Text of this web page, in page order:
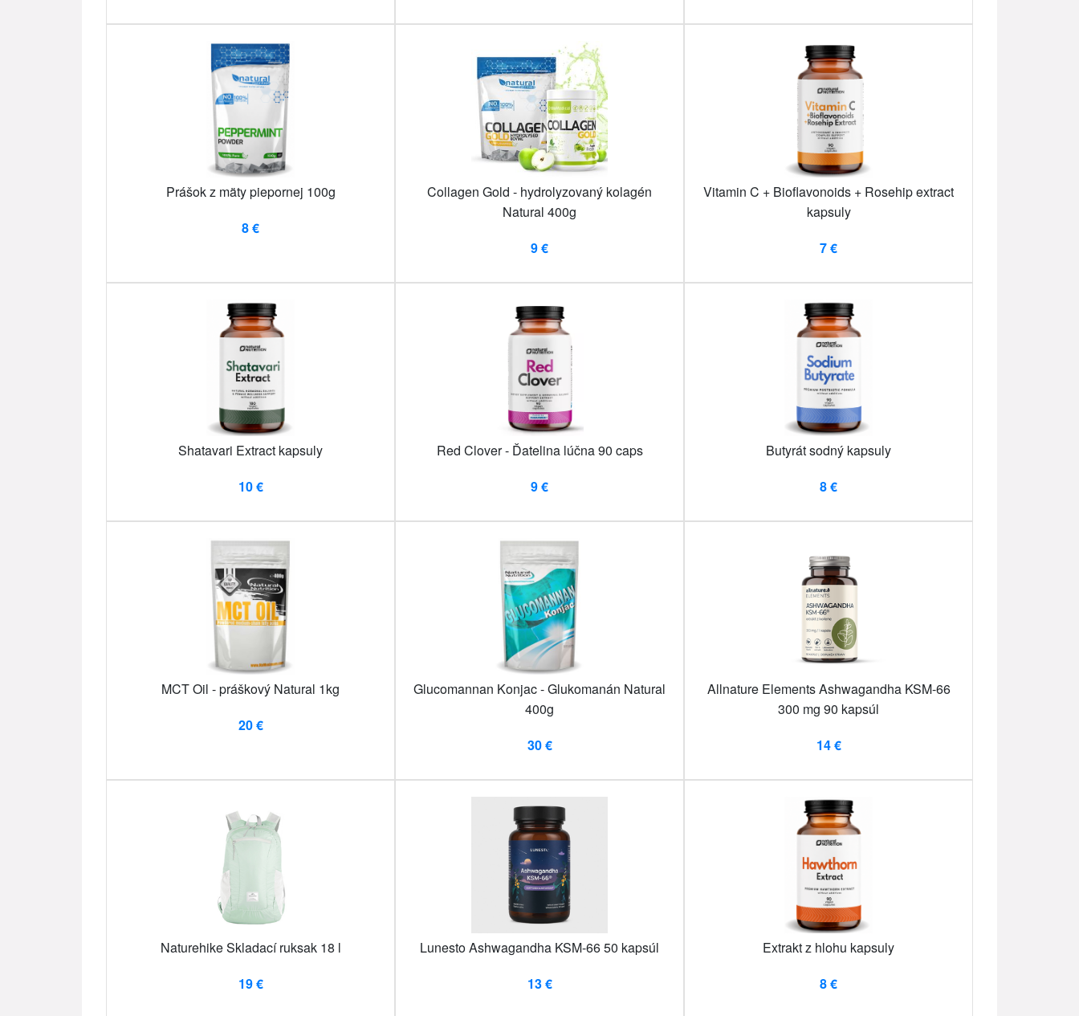
Prášok z mäty piepornej 100g
8 €
Collagen Gold - hydrolyzovaný kolagén
Natural 400g
9 €
Vitamin C + Bioflavonoids + Rosehip extract
kapsuly
7 €
Shatavari Extract kapsuly
10 €
Red Clover - Ďatelina lúčna 90 caps
9 €
Butyrát sodný kapsuly
8 €
MCT Oil - práškový Natural 1kg
20 €
Glucomannan Konjac - Glukomanán Natural
400g
30 €
Allnature Elements Ashwagandha KSM-66
300 mg 90 kapsúl
14 €
Naturehike Skladací ruksak 18 l
19 €
Lunesto Ashwagandha KSM-66 50 kapsúl
13 €
Extrakt z hlohu kapsuly
8 €